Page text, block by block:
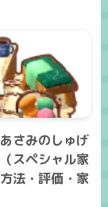
さみのしゅげ
スペシャル家
法・評価・家